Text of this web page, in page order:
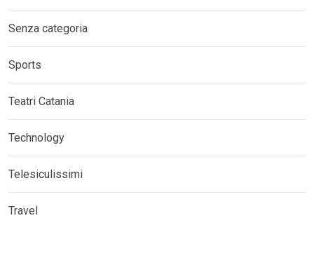
Senza categoria
Sports
Teatri Catania
Technology
Telesiculissimi
Travel